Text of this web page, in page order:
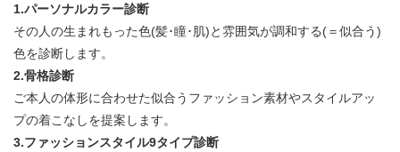
1.パーソナルカラー診断
その人の生まれもった色(髪･瞳･肌)と雰囲気が調和する(＝似合う)
色を診断します。
2.骨格診断
ご本人の体形に合わせた似合うファッション素材やスタイルアッ
プの着こなしを提案します。
3.ファッションスタイル9タイプ診断